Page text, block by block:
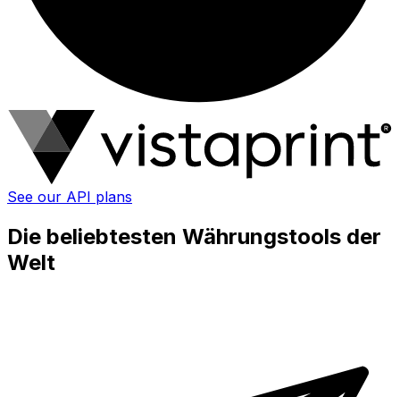
See our API plans
Die beliebtesten Währungstools der
Welt